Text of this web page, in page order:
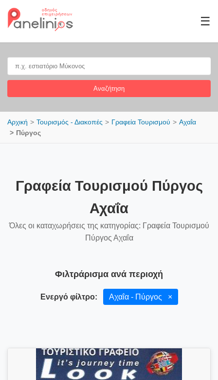
☰
Αναζήτηση
Αρχική Τουρισμός - Διακοπές Γραφεία Τουρισμού
Αχαΐα
Πύργος
Γραφεία Τουρισμού Πύργος
Αχαΐα
Όλες οι καταχωρήσεις της κατηγορίας: Γραφεία Τουρισμού
Πύργος Αχαΐα
Φιλτράρισμα ανά περιοχή
Ενεργό φίλτρο: Αχαΐα - Πύργος ×